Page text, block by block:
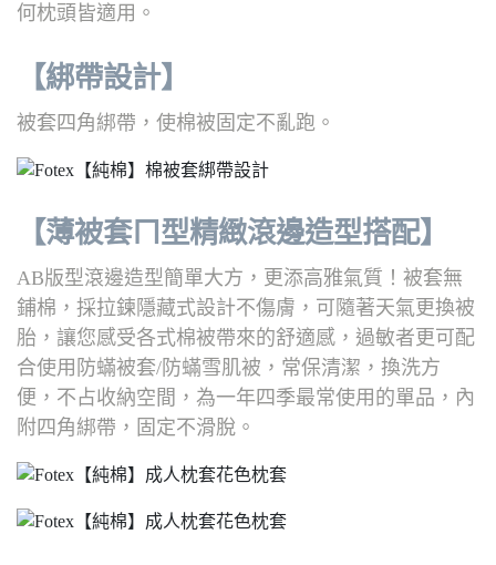
何枕頭皆適用。
【綁帶設計】
被套四角綁帶，使棉被固定不亂跑。
【薄被套ㄇ型精緻滾邊造型搭配】
AB版型滾邊造型簡單大方，更添高雅氣質！被套無
鋪棉，採拉鍊隱藏式設計不傷膚，可隨著天氣更換被
胎，讓您感受各式棉被帶來的舒適感，過敏者更可配
合使用防蟎被套/防蟎雪肌被，常保清潔，換洗方
便，不占收納空間，為一年四季最常使用的單品，內
附四角綁帶，固定不滑脫。